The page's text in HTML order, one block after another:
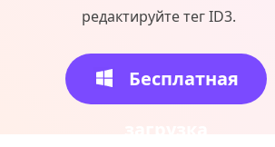
редактируйте тег ID3.
Бесплатная